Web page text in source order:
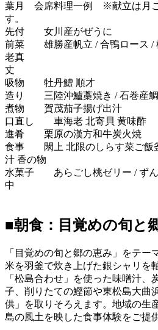
葉月 会席料理一例 ※献立は月ご
す。
先付 女川産がぜうに
前菜 雄勝産帆立 / 合鴨ロース /
老真
吸物 牡丹鱧 順才
造り 三陸沖鱸藁焼き / 石巻産鯛
煮物 賀茂茄子揚げ出汁
口直し 車海老 北寄貝 黄味酢
進肴 栗原の漢方和牛炭火焼
食事 閖上 北限のしらす菜ご飯
汁 香の物
水菓子 あらごし桃ゼリー / ずん
中
■朝食：目覚めの旬と
「目覚めの旬と郷の恵み」をテー
米を羽釜で炊き上げた銀シャリを
「松島合わせ」を使った味噌汁、
子、削りたての鰹節や東松島大曲
供」を取りそろえます。地域の生
島の風土を映した食事体験をご提